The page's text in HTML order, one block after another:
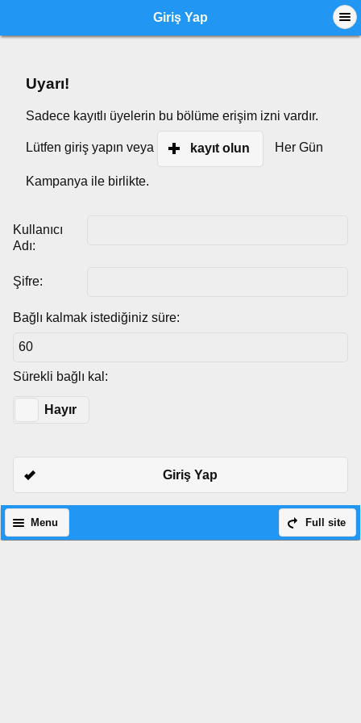
Giriş Yap
Uyarı!
Sadece kayıtlı üyelerin bu bölüme erişim izni vardır.
Lütfen giriş yapın veya kayıt olun Her Gün
Kampanya ile birlikte.
Kullanıcı
Adı:
Şifre:
Bağlı kalmak istediğiniz süre:
Sürekli bağlı kal:
Hayır
Giriş Yap
Full site
Menu